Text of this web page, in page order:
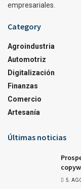
empresariales.
Category
Agroindustria
Automotriz
Digitalización
Finanzas
Comercio
Artesanía
Últimas noticias
5.